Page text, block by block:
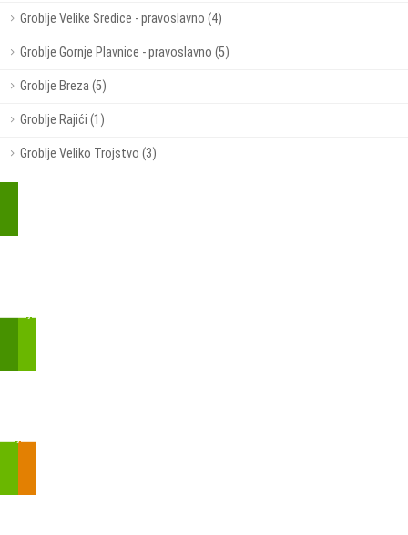
Groblje Velike Sredice - pravoslavno (4)
Groblje Gornje Plavnice - pravoslavno (5)
Groblje Breza (5)
Groblje Rajići (1)
Groblje Veliko Trojstvo (3)